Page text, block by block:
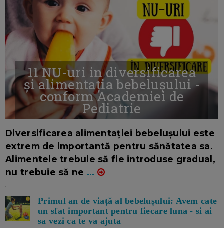
11 NU-uri in diversificarea
și alimentația bebelușului -
conform Academiei de
Pediatrie
Diversificarea alimentației bebelușului este
extrem de importantă pentru sănătatea sa.
Alimentele trebuie să fie introduse gradual,
nu trebuie să ne ...
Primul an de viață al bebelușului: Avem cate
un sfat important pentru fiecare luna - si ai
sa vezi ca te va ajuta